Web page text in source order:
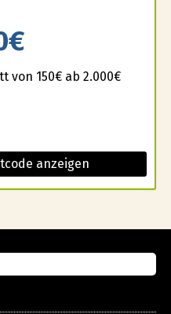
von 150€ ab 2.000€
anzeigen